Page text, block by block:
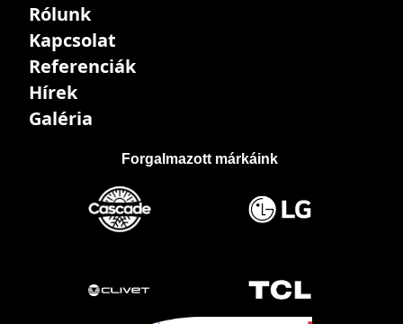
Rólunk
Kapcsolat
Referenciák
Hírek
Galéria
Forgalmazott márkáink